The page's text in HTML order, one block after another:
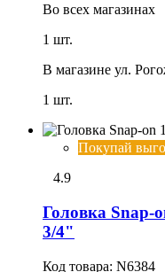
Во всех магазинах
1 шт.
В магазине ул.
1 шт.
Покупай
4.9
Головка Snap-
3/4"
Код товара: N6384